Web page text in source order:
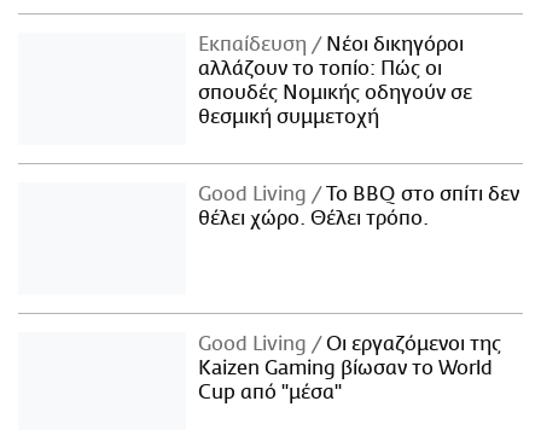
Εκπαίδευση
Νέοι δικηγόροι
αλλάζουν το τοπίο: Πώς οι
σπουδές Νομικής οδηγούν σε
θεσμική συμμετοχή
Good Living
Το BBQ στο σπίτι δεν
θέλει χώρο. Θέλει τρόπο.
Good Living
Οι εργαζόμενοι της
Kaizen Gaming βίωσαν το World
Cup από "μέσα"